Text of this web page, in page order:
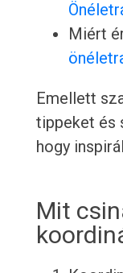
Miért
Emellett
tippeket és
hogy
Mit